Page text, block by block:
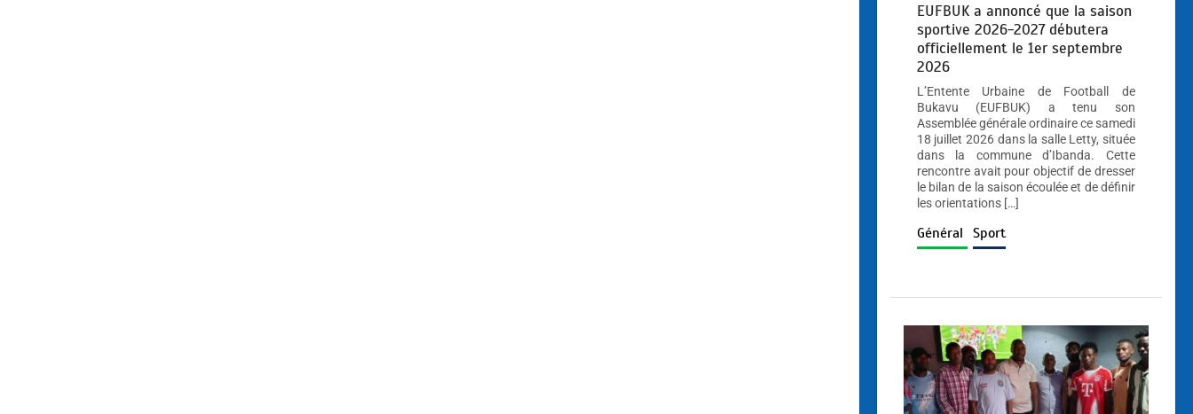
EUFBUK a annoncé que la saison
sportive 2026-2027 débutera
officiellement le 1er septembre
2026
L’Entente Urbaine de Football de
Bukavu (EUFBUK) a tenu son
Assemblée générale ordinaire ce samedi
18 juillet 2026 dans la salle Letty, située
dans la commune d’Ibanda. Cette
rencontre avait pour objectif de dresser
le bilan de la saison écoulée et de définir
les orientations […]
Général Sport